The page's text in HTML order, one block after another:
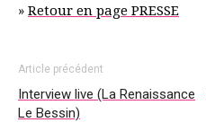
» Retour en page PRESSE
Article précédent
Interview live (La Renaissance
Le Bessin)